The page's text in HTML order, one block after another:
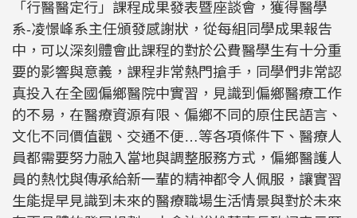
「行醫醫定行」課程成果發表暨座談會，獲得醫學
系-凌憬峰系主任頒發感謝狀，從每組同學成果報告
中，可以深刻體會此課程的對於公費醫學生有十分重
要的影響與意義，課程非常熱門搶手，同學們非常認
真投入在全國偏鄉醫院中實習，見識到偏鄉醫療工作
的不易，在醫療資源有限、偏鄉不同的原住民語言、
文化不同價值觀、交通不便…等各項條件下、醫療人
員都需要努力融入當地與調整服務方式，偏鄉醫護人
員的熱忱與傳承給新一輩的精神都令人佩服，讓實習
生能提早見識到未來的醫療職場生活情景與對於未來